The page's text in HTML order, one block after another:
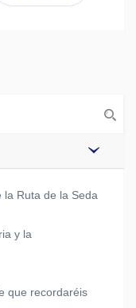
la Ruta de la Seda
y la
que recordaréis